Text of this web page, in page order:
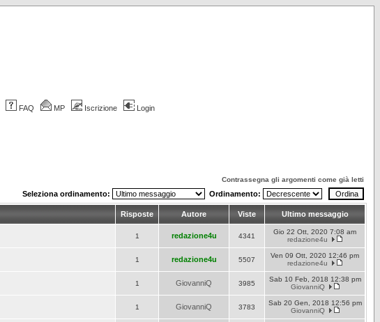
FAQ MP Iscrizione Login
Contrassegna gli argomenti come già letti
Seleziona ordinamento: Ordinamento:
Risposte Autore Viste Ultimo messaggio
1 redazione4u 4341
Gio 22 Ott, 2020 7:08 am
redazione4u
1 redazione4u 5507
Ven 09 Ott, 2020 12:46 pm
redazione4u
1 GiovanniQ 3985
Sab 10 Feb, 2018 12:38 pm
GiovanniQ
1 GiovanniQ 3783
Sab 20 Gen, 2018 12:56 pm
GiovanniQ